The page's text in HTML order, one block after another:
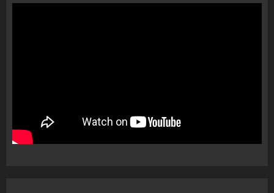
Tritol lokalit të Noizyt në
1
paralajmëron Instituti i
Gjeoshkencave, temperaturat
deri në 39°C